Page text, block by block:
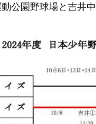
公園野球場と吉井